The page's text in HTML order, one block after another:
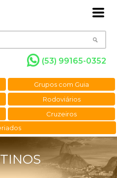
(53) 99165-0352
Grupos com Guia
Rodoviários
Cruzeiros